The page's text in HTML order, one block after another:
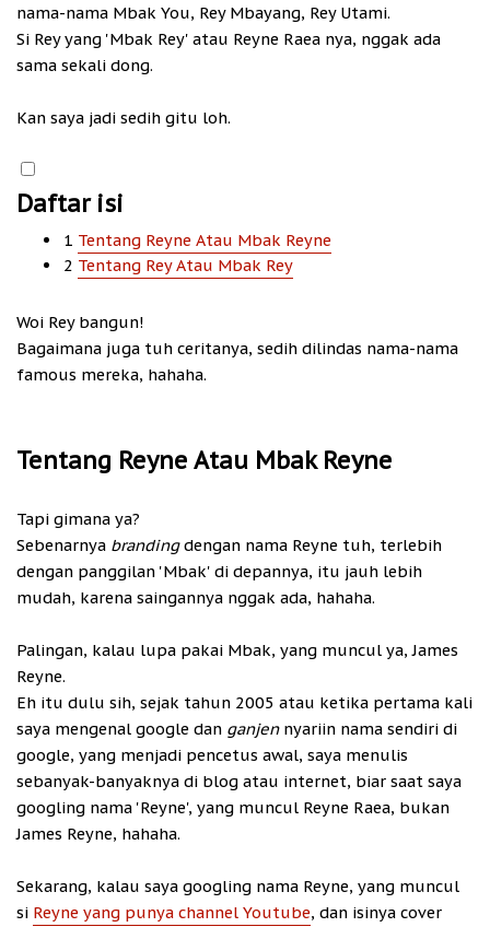
nama-nama Mbak You, Rey Mbayang, Rey Utami.
Si Rey yang 'Mbak Rey' atau Reyne Raea nya, nggak ada
sama sekali dong.
Kan saya jadi sedih gitu loh.
Daftar isi
1 Tentang Reyne Atau Mbak Reyne
2 Tentang Rey Atau Mbak Rey
Woi Rey bangun!
Bagaimana juga tuh ceritanya, sedih dilindas nama-nama
famous mereka, hahaha.
Tentang Reyne Atau Mbak Reyne
Tapi gimana ya?
Sebenarnya brandingdengan nama Reyne tuh, terlebih
dengan panggilan 'Mbak' di depannya, itu jauh lebih
mudah, karena saingannya nggak ada, hahaha.
Palingan, kalau lupa pakai Mbak, yang muncul ya, James
Reyne.
Eh itu dulu sih, sejak tahun 2005 atau ketika pertama kali
saya mengenal google dan ganjen nyariin nama sendiri di
google, yang menjadi pencetus awal, saya menulis
sebanyak-banyaknya di blog atau internet, biar saat saya
googling nama 'Reyne', yang muncul Reyne Raea, bukan
James Reyne, hahaha.
Sekarang, kalau saya googling nama Reyne, yang muncul
si Reyne yang punya channel Youtube, dan isinya cover